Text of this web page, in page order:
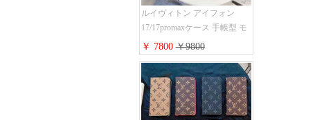
ルイヴィトン アイフォン
17/17promaxケース 手帳型 モ
ノグラム 定番柄 airpods 4/3/2
proケース 2点セット激安 グ
ッチiphone16pro/16/15ケース
手帳型 財布カード入り 多機
能 ハイ ブランド Galaxy
S25/S24/S23手帳カバー おす
￥ 7800￥9800